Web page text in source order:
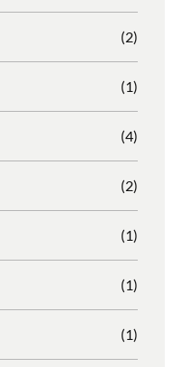
(2)
(1)
(4)
(2)
(1)
(1)
(1)